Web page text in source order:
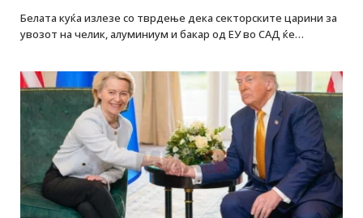
Белата куќа излезе со тврдење дека секторските царини за
увозот на челик, алуминиум и бакар од ЕУ во САД ќе…